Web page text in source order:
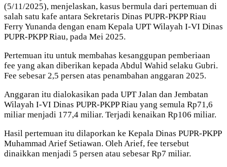
(5/11/2025), menjelaskan, kasus bermula dari pertemuan di
salah satu kafe antara Sekretaris Dinas PUPR-PKPP Riau
Ferry Yunanda dengan enam Kepala UPT Wilayah I-VI Dinas
PUPR-PKPP Riau, pada Mei 2025.
Pertemuan itu untuk membahas kesanggupan pemberiaan
fee yang akan diberikan kepada Abdul Wahid selaku Gubri.
Fee sebesar 2,5 persen atas penambahan anggaran 2025.
Anggaran itu dialokasikan pada UPT Jalan dan Jembatan
Wilayah I-VI Dinas PUPR-PKPP Riau yang semula Rp71,6
miliar menjadi 177,4 miliar. Terjadi kenaikan Rp106 miliar.
Hasil pertemuan itu dilaporkan ke Kepala Dinas PUPR-PKPP
Muhammad Arief Setiawan. Oleh Arief, fee tersebut
dinaikkan menjadi 5 persen atau sebesar Rp7 miliar.